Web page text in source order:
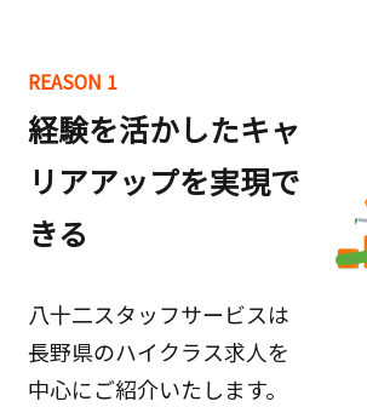
REASON 1
経験を活かしたキャ
リアアップを実現で
きる
八十二スタッフサービスは
長野県のハイクラス求人を
中心にご紹介いたします。